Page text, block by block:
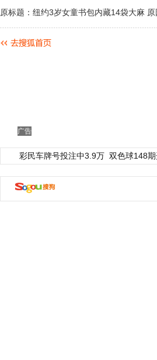
原标题：纽约3岁女童书包内藏14袋大麻 原
广告
彩民车牌号投注中3.9万 双色球148